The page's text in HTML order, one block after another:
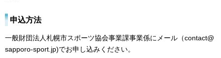
申込方法
一般財団法人札幌市スポーツ協会事業課事業係にメール（contact@
sapporo-sport.jp)でお申し込みください。